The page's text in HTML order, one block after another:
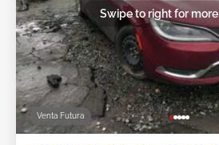
Venta Futura
Swipe to right for